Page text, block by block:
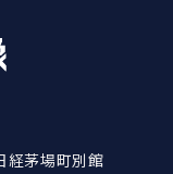
経茅場町別館